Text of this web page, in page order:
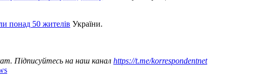
понад 50 жителів України.
Підписуйтесь на наш канал https://t.me/korrespondentnet